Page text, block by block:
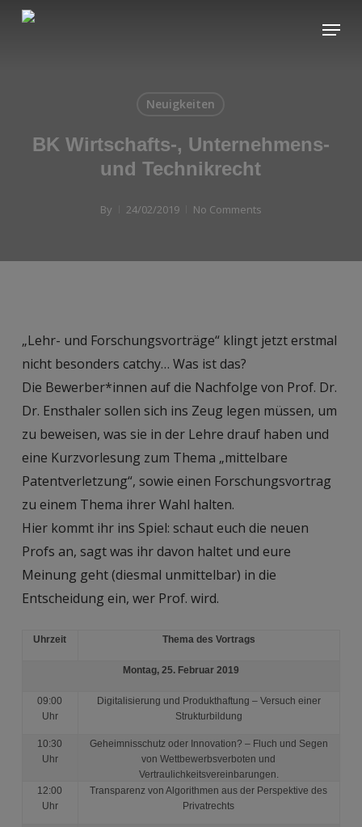
Skip
Menu
Neuigkeiten
BK Wirtschafts-, Unternehmens-
und Technikrecht
By 24/02/2019 No Comments
„Lehr- und Forschungsvorträge“ klingt jetzt erstmal
nicht besonders catchy… Was ist das?
Die Bewerber*innen auf die Nachfolge von Prof. Dr.
Dr. Ensthaler sollen sich ins Zeug legen müssen, um
zu beweisen, was sie in der Lehre drauf haben und
eine Kurzvorlesung zum Thema „mittelbare
Patentverletzung“, sowie einen Forschungsvortrag
zu einem Thema ihrer Wahl halten.
Hier kommt ihr ins Spiel: schaut euch die neuen
Profs an, sagt was ihr davon haltet und eure
Meinung geht (diesmal unmittelbar) in die
Entscheidung ein, wer Prof. wird.
Uhrzeit Thema des Vortrags
Montag, 25. Februar 2019
09:00
Uhr
Digitalisierung und Produkthaftung – Versuch einer
Strukturbildung
10:30
Uhr
Geheimnisschutz oder Innovation? – Fluch und Segen
von Wettbewerbsverboten und
Vertraulichkeitsvereinbarungen.
12:00
Uhr
Transparenz von Algorithmen aus der Perspektive des
Privatrechts